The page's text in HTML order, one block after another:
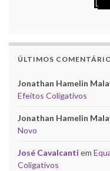
ÚLTIMOS
Jonathan Hamelin
Efeitos Coligativos
Jonathan Hamelin
Novo
José Cavalcanti em
Coligativos